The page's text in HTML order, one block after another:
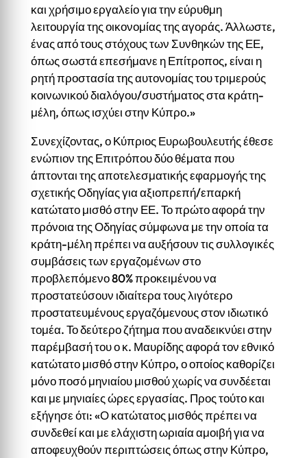
και χρήσιμο εργαλείο για την εύρυθμη
λειτουργία της οικονομίας της αγοράς. Άλλωστε,
ένας από τους στόχους των Συνθηκών της ΕΕ,
όπως σωστά επεσήμανε η Επίτροπος, είναι η
ρητή προστασία της αυτονομίας του τριμερούς
κοινωνικού διαλόγου/συστήματος στα κράτη-
μέλη, όπως ισχύει στην Κύπρο.»
Συνεχίζοντας, ο Κύπριος Ευρωβουλευτής έθεσε
ενώπιον της Επιτρόπου δύο θέματα που
άπτονται της αποτελεσματικής εφαρμογής της
σχετικής Οδηγίας για αξιοπρεπή/επαρκή
κατώτατο μισθό στην ΕΕ. Το πρώτο αφορά την
πρόνοια της Οδηγίας σύμφωνα με την οποία τα
κράτη-μέλη πρέπει να αυξήσουν τις συλλογικές
συμβάσεις των εργαζομένων στο
προβλεπόμενο 80% προκειμένου να
προστατεύσουν ιδιαίτερα τους λιγότερο
προστατευμένους εργαζόμενους στον ιδιωτικό
τομέα. Το δεύτερο ζήτημα που αναδεικνύει στην
παρέμβασή του ο κ. Μαυρίδης αφορά τον εθνικό
κατώτατο μισθό στην Κύπρο, ο οποίος καθορίζει
μόνο ποσό μηνιαίου μισθού χωρίς να συνδέεται
και με μηνιαίες ώρες εργασίας. Προς τούτο και
εξήγησε ότι: «Ο κατώτατος μισθός πρέπει να
συνδεθεί και με ελάχιστη ωριαία αμοιβή για να
αποφευχθούν περιπτώσεις όπως στην Κύπρο,